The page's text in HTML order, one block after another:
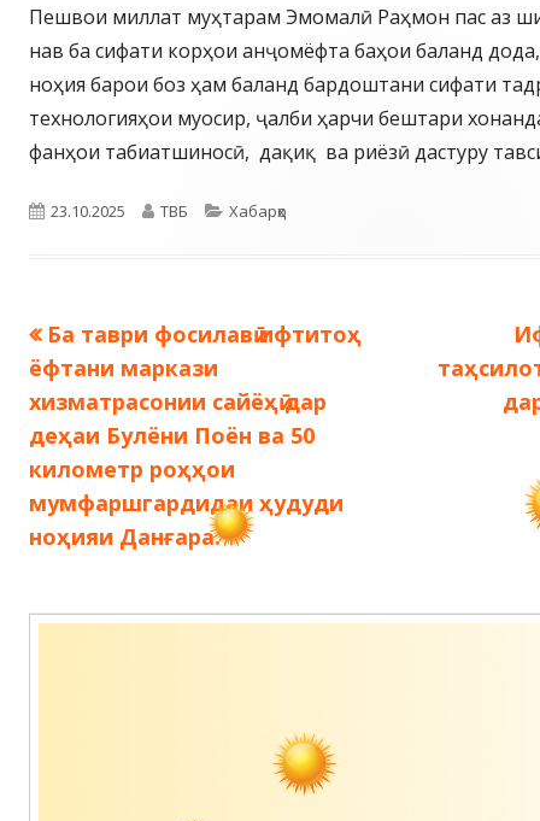
Пешвои миллат муҳтарам Эмомалӣ Раҳмон пас аз
нав ба сифати корҳои анҷомёфта баҳои баланд
ноҳия барои боз ҳам баланд бардоштани сифати
технологияҳои муосир, ҷалби ҳарчи бештари
фанҳои табиатшиносӣ, дақиқ ва риёзӣ дастуру
Опубликовано
23.10.2025 Автор
ТВБ Рубрики
Хабарҳо
Навигация
по
записям
Предыдущая
запись:
Ба таври фосилавӣ ифтитоҳ
ёфтани маркази
хизматрасонии сайёҳӣ дар
деҳаи Булёни Поён ва 50
километр роҳҳои
мумфаршгардидаи ҳудуди
ноҳияи Данғара.
Содержимое